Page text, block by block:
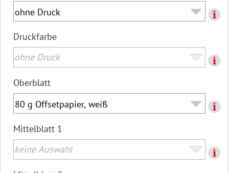
Druckfarbe
Oberblatt
Mittelblatt 1